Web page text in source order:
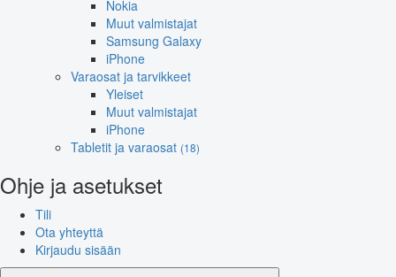
Nokia
Muut valmistajat
Samsung Galaxy
iPhone
Varaosat ja tarvikkeet
Yleiset
Muut valmistajat
iPhone
Tabletit ja varaosat (18)
Ohje ja asetukset
Tili
Ota yhteyttä
Kirjaudu sisään